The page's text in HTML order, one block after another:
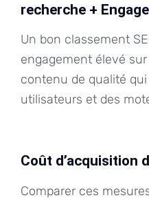
recherche +
Un bon classement
engagement élevé
contenu de qualité
utilisateurs et des
Coût d’acquisition
Comparer ces